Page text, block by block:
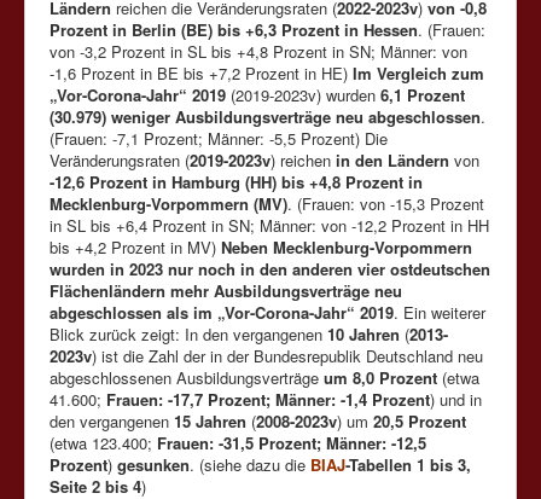
Ländern reichen die Veränderungsraten (2022-2023v) von -0,8
Prozent in Berlin (BE) bis +6,3 Prozent in Hessen. (Frauen:
von -3,2 Prozent in SL bis +4,8 Prozent in SN; Männer: von
-1,6 Prozent in BE bis +7,2 Prozent in HE) Im Vergleich zum
„Vor-Corona-Jahr“ 2019 (2019-2023v) wurden 6,1 Prozent
(30.979) weniger Ausbildungsverträge neu abgeschlossen.
(Frauen: -7,1 Prozent; Männer: -5,5 Prozent) Die
Veränderungsraten (2019-2023v) reichen in den Ländern von
-12,6 Prozent in Hamburg (HH) bis +4,8 Prozent in
Mecklenburg-Vorpommern (MV). (Frauen: von -15,3 Prozent
in SL bis +6,4 Prozent in SN; Männer: von -12,2 Prozent in HH
bis +4,2 Prozent in MV) Neben Mecklenburg-Vorpommern
wurden in 2023 nur noch in den anderen vier ostdeutschen
Flächenländern mehr Ausbildungsverträge neu
abgeschlossen als im „Vor-Corona-Jahr“ 2019. Ein weiterer
Blick zurück zeigt: In den vergangenen 10 Jahren (2013-
2023v) ist die Zahl der in der Bundesrepublik Deutschland neu
abgeschlossenen Ausbildungsverträge um 8,0 Prozent (etwa
41.600; Frauen: -17,7 Prozent; Männer: -1,4 Prozent) und in
den vergangenen 15 Jahren (2008-2023v) um 20,5 Prozent
(etwa 123.400; Frauen: -31,5 Prozent; Männer: -12,5
Prozent) gesunken. (siehe dazu die BIAJ-Tabellen 1 bis 3,
Seite 2 bis 4)